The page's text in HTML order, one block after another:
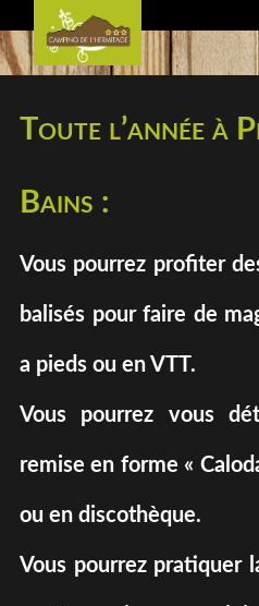
Toute l’année à
Bains :
Vous pourrez profiter
balisés pour faire de
a pieds ou en VTT.
Vous pourrez vous
remise en forme «
ou en discothèque.
Vous pourrez pratiquer